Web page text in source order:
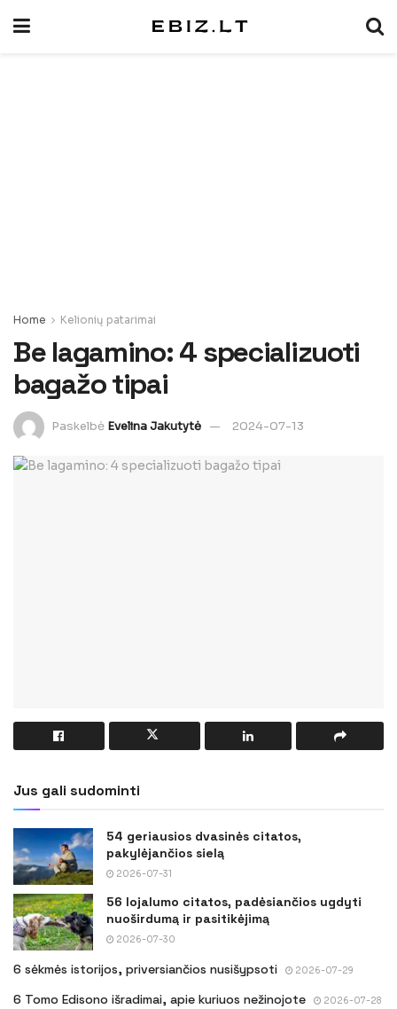
Home Kelionių patarimai
Be lagamino: 4 specializuoti
bagažo tipai
Paskelbė Evelina Jakutytė 2024-07-13
Jus gali sudominti
54 geriausios dvasinės citatos,
pakylėjančios sielą
2026-07-31
56 lojalumo citatos, padėsiančios ugdyti
nuoširdumą ir pasitikėjimą
2026-07-30
6 sėkmės istorijos, priversiančios nusišypsoti 2026-07-29
6 Tomo Edisono išradimai, apie kuriuos nežinojote 2026-07-28